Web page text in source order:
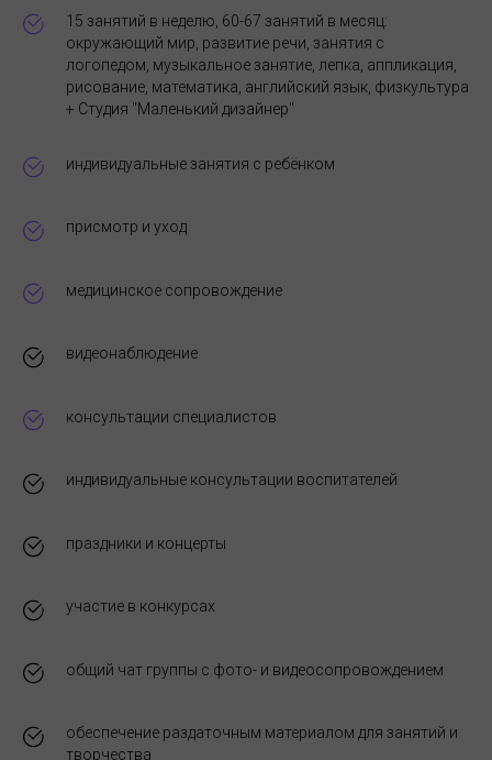
15 занятий в неделю, 60-67 занятий в месяц:
окружающий мир, развитие речи, занятия с
логопедом, музыкальное занятие, лепка, аппликация,
рисование, математика, английский язык, физкультура
+ Студия "Маленький дизайнер"
индивидуальные занятия с ребёнком
присмотр и уход
медицинское сопровождение
видеонаблюдение
консультации специалистов
индивидуальные консультации воспитателей
праздники и концерты
участие в конкурсах
общий чат группы с фото- и видеосопровождением
обеспечение раздаточным материалом для занятий и
творчества